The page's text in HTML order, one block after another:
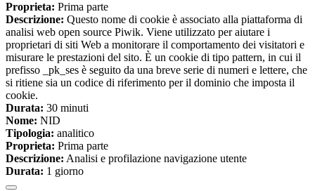
Proprieta: Prima parte
Descrizione: Questo nome di cookie è associato alla piattaforma di
analisi web open source Piwik. Viene utilizzato per aiutare i
proprietari di siti Web a monitorare il comportamento dei visitatori e
misurare le prestazioni del sito. È un cookie di tipo pattern, in cui il
prefisso _pk_ses è seguito da una breve serie di numeri e lettere, che
si ritiene sia un codice di riferimento per il dominio che imposta il
cookie.
Durata: 30 minuti
Nome: NID
Tipologia: analitico
Proprieta: Prima parte
Descrizione: Analisi e profilazione navigazione utente
Durata: 1 giorno